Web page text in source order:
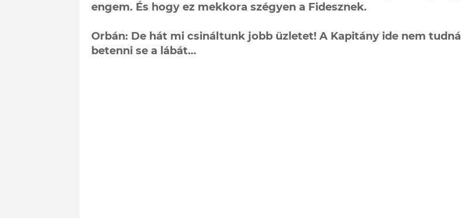
engem. És hogy ez mekkora szégyen a Fidesznek.
Orbán: De hát mi csináltunk jobb üzletet! A Kapitány ide nem tudná
betenni se a lábát…